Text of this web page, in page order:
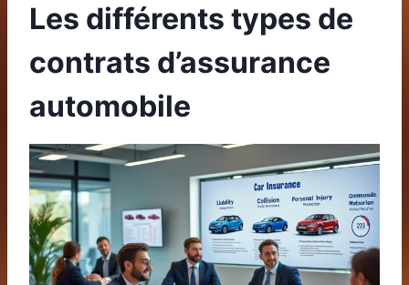
Les différents types de
contrats d’assurance
automobile